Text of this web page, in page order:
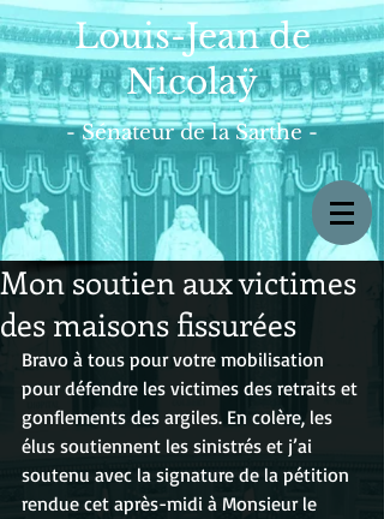
Louis-Jean de
Nicolaÿ
- Sénateur de la Sarthe -
Mon soutien aux victimes
des maisons fissurées
Bravo à tous pour votre mobilisation
pour défendre les victimes des retraits et
gonflements des argiles. En colère, les
élus soutiennent les sinistrés et j’ai
soutenu avec la signature de la pétition
rendue cet après-midi à Monsieur le